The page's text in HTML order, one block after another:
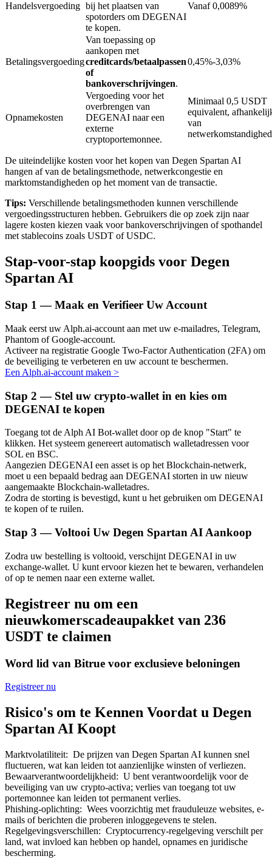
Door crypto ondersteunde leenservice
Auto Invest
Grijp langetermijnwinst en flexibele belangen
Leer staken
Meer informatie over het verdienen van passief inkomen
Bitrue
AI
Bitrue-partners
Bitrue Affiliates
Tot 65% commissies!
Nodig een vriend uit om contante beloningen te ontvangen
Deposit CASHCAT & Win
Handelsvergoeding bij het plaatsen van
spotorders om DEGENAI
te kopen.
Vanaf 0,0089%
Betalingsvergoeding
Van toepassing op
aankopen met
creditcards/betaalpassen
of
bankoverschrijvingen.
0,45%-3,03%
Opnamekosten
Vergoeding voor het
overbrengen van
DEGENAI naar een
externe
cryptoportemonnee.
Minimaal 0,5 USDT
equivalent,
van
De uiteindelijke kosten voor het kopen van Degen Spartan AI
hangen af van de betalingsmethode, netwerkcongestie en
marktomstandigheden op het moment van de transactie.
Tips: Verschillende betalingsmethoden kunnen verschillende
vergoedingsstructuren hebben. Gebruikers die op zoek zijn naar
lagere kosten kiezen vaak voor bankoverschrijvingen of spothandel
met stablecoins zoals USDT of USDC.
Stap-voor-stap koopgids voor Degen
Spartan AI
Stap 1 —Maak en Verifieer Uw Account
Maak eerst uw Alph.ai-account aan met uw e-mailadres, Telegram,
Phantom of Google-account.
Activeer na registratie Google Two-Factor Authentication (2FA) om
de beveiliging te verbeteren en uw account te beschermen.
Een Alph.ai-account maken >
Stap 2 — Stel uw crypto-wallet in en kies om
DEGENAI te kopen
Toegang tot de Alph AI Bot-wallet door op de knop "Start" te
klikken. Het systeem genereert automatisch walletadressen voor
SOL en BSC.
Aangezien DEGENAI een asset is op het Blockchain-netwerk,
moet u een bepaald bedrag aan DEGENAI storten in uw nieuw
aangemaakte Blockchain-walletadres.
Zodra de storting is bevestigd, kunt u het gebruiken om DEGENAI
te kopen of te ruilen.
Stap 3 —Voltooi Uw Degen Spartan AI Aankoop
Zodra uw bestelling is voltooid, verschijnt DEGENAI in uw
exchange-wallet. U kunt ervoor kiezen het te bewaren, verhandelen
of op te nemen naar een externe wallet.
Registreer nu om een
nieuwkomerscadeaupakket van 236
USDT te claimen
Word lid van Bitrue voor exclusieve beloningen
Registreer nu
Risico's om te Kennen Voordat u Degen
Spartan AI Koopt
Marktvolatiliteit: De prijzen van Degen Spartan AI kunnen snel
fluctueren, wat kan leiden tot aanzienlijke winsten of verliezen.
Bewaarverantwoordelijkheid: U bent verantwoordelijk voor de
beveiliging van uw crypto-activa; verlies van toegang tot uw
portemonnee kan leiden tot permanent verlies.
Phishing-oplichting: Wees voorzichtig met frauduleuze websites, e-
mails of berichten die proberen inloggegevens te stelen.
Regelgevingsverschillen: Cryptocurrency-regelgeving verschilt per
land, wat invloed kan hebben op handel, opnames en juridische
bescherming.